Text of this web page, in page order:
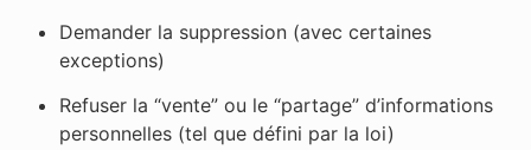
Demander la suppression (avec certaines
exceptions)
Refuser la “vente” ou le “partage” d’informations
personnelles (tel que défini par la loi)